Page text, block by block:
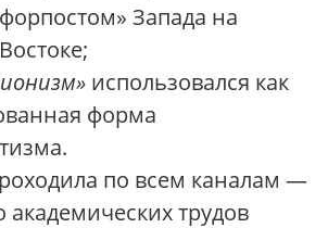
Запада на
использовался как
форма
по всем каналам —
трудов